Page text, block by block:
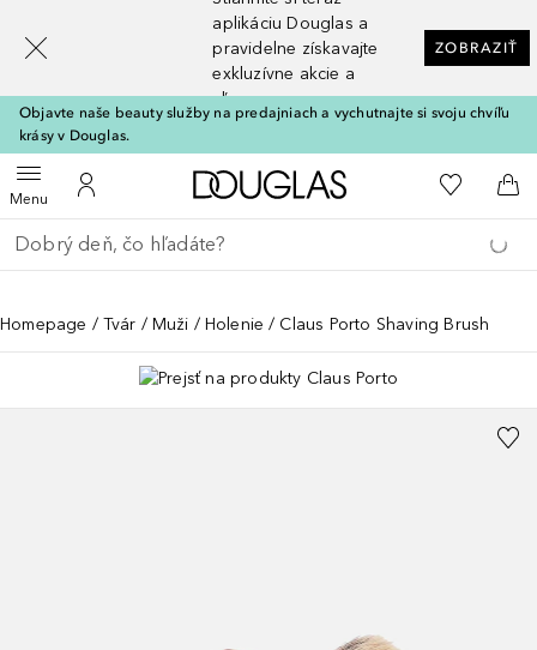
aplikáciu Douglas a
pravidelne získavajte
exkluzívne akcie a
zľavy
ZOBRAZIŤ
Objavte naše beauty služby na predajniach a vychutnajte si svoju chvíľu
krásy v Douglas.
MenuOtvoriť menuDo môjho účtu
Domov Do môjho
Do
Choď späť
Vykonajte vyhľadávanie
Homepage Tvár Muži Holenie Claus Porto Shaving Brush
[navigation.slideout.screenreader]